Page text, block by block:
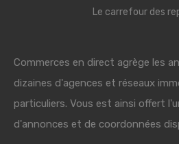
Le carrefour des
Commerces en direct agrège les
dizaines d'agences et réseaux
particuliers. Vous est ainsi offert
d'annonces et de coordonnées